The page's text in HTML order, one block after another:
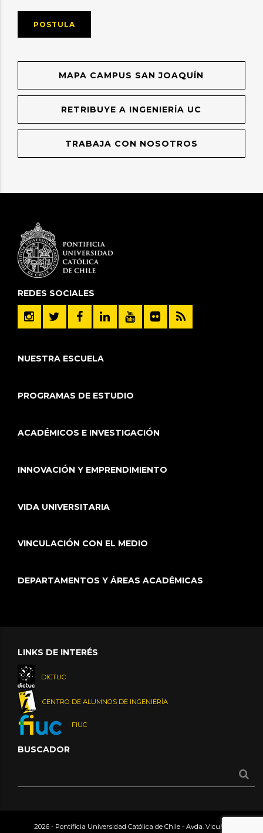
POSTULA
MAPA CAMPUS SAN JOAQUÍN
RETRIBUYE A INGENIERÍA UC
TRABAJA CON NOSOTROS
REDES SOCIALES
NUESTRA ESCUELA
PROGRAMAS DE ESTUDIO
ACADÉMICOS E INVESTIGACIÓN
INNOVACIÓN Y EMPRENDIMIENTO
VIDA UNIVERSITARIA
VINCULACIÓN CON EL MEDIO
DEPARTAMENTOS Y ÁREAS ACADÉMICAS
LINKS DE INTERÉS
DICTUC
CENTRO DE ALUMNOS DE INGENIERÍA
FIUC
BUSCADOR
2026 - Pontificia Universidad Católica de Chile - Avda. Vicuña